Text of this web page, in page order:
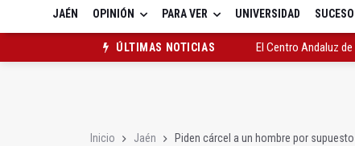
JAÉN OPINIÓN PARA VER UNIVERSIDAD
ÚLTIMAS NOTICIAS
El Centro Andaluz
Inicio Jaén Piden cárcel a un hombre por